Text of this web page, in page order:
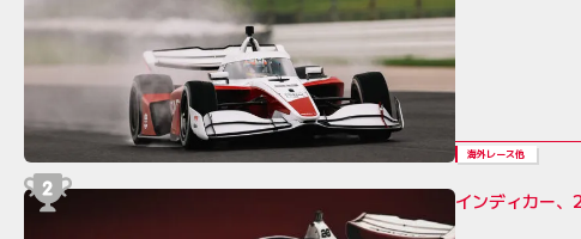
海外レース他
インディカー